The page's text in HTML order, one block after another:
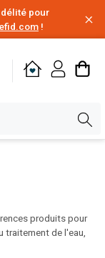
pour
!
produits pour
traitement de l'eau,